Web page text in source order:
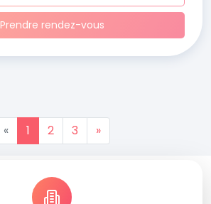
Prendre rendez-vous
« 1 2 3 »